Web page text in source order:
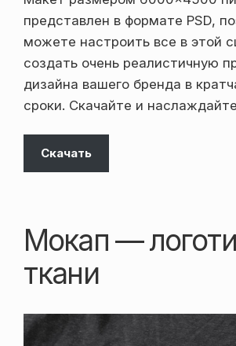
представлен в формате PSD,
можете настроить все в этой
создать очень реалистичную
дизайна вашего бренда в
сроки. Скачайте и
Скачать
Мокап —
ткани